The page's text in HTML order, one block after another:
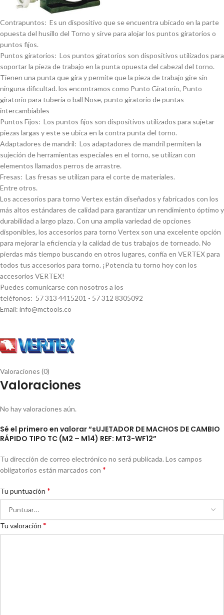
Contrapuntos: Es un dispositivo que se encuentra ubicado en la parte
opuesta del husillo del Torno y sirve para alojar los puntos giratorios o
puntos fijos.
Puntos giratorios: Los puntos giratorios son dispositivos utilizados para
soportar la pieza de trabajo en la punta opuesta del cabezal del torno.
Tienen una punta que gira y permite que la pieza de trabajo gire sin
ninguna dificultad. los encontramos como Punto Giratorio, Punto
giratorio para tuberí­a o ball Nose, punto giratorio de puntas
intercambiables
Puntos Fijos: Los puntos fijos son dispositivos utilizados para sujetar
piezas largas y este se ubica en la contra punta del torno.
Adaptadores de mandril: Los adaptadores de mandril permiten la
sujeción de herramientas especiales en el torno, se utilizan con
elementos llamados perros de arrastre.
Fresas: Las fresas se utilizan para el corte de materiales.
Entre otros.
Los accesorios para torno Vertex están diseñados y fabricados con los
más altos estándares de calidad para garantizar un rendimiento óptimo y
durabilidad a largo plazo. Con una amplia variedad de opciones
disponibles, los accesorios para torno Vertex son una excelente opción
para mejorar la eficiencia y la calidad de tus trabajos de torneado. No
pierdas más tiempo buscando en otros lugares, confí­a en VERTEX para
todos tus accesorios para torno. ¡Potencia tu torno hoy con los
accesorios VERTEX!
Puedes comunicarse con nosotros a los
teléfonos: 57 313 4415201 - 57 312 8305092
Email: info@mctools.co
Valoraciones (0)
Valoraciones
No hay valoraciones aún.
Sé el primero en valorar “sUJETADOR DE MACHOS DE CAMBIO
RÁPIDO TIPO TC (M2 – M14) REF: MT3-WF12”
Tu dirección de correo electrónico no será publicada. Los campos
obligatorios están marcados con *
Tu puntuación *
Tu valoración *